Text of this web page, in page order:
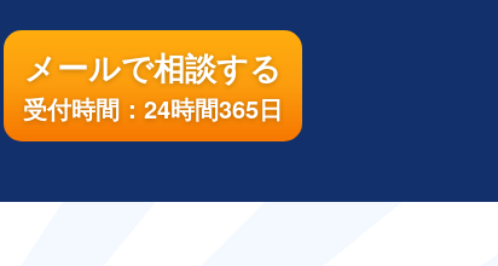
メールで相談する
受付時間：24時間365日